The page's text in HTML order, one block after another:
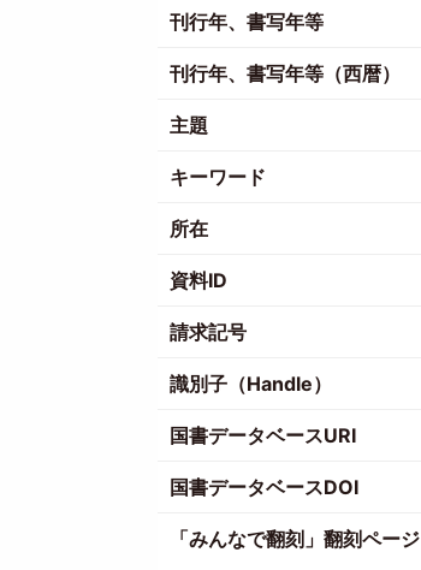
刊行年、書写年等
刊行年、書写年等（西暦）
主題
キーワード
所在
資料ID
請求記号
識別子（Handle）
国書データベースURI
国書データベースDOI
「みんなで翻刻」翻刻ページ